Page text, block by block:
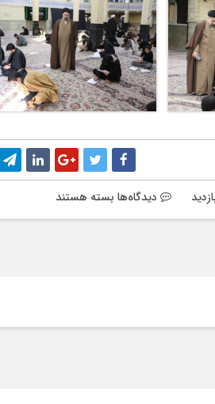
دیدگاه‌ها برای
مرحله
علمیه
بسته هستند